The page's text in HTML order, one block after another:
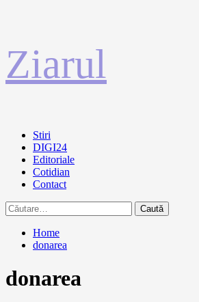
la
conținut
Ziarul
Primary
Menu
Stiri
DIGI24
Editoriale
Cotidian
Contact
Caută
după:
Home
donarea
donarea